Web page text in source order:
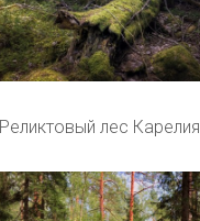
Реликтовый лес Карелия